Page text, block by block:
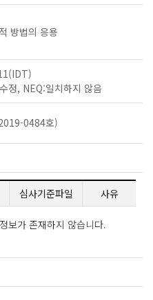
방법의 응용
정, NEQ:일치하지 않음
0484호)
심사기준파일 사유
보가 존재하지 않습니다.